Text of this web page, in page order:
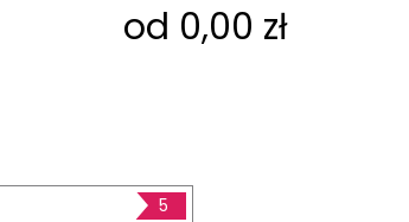
od 0,00 zł
5